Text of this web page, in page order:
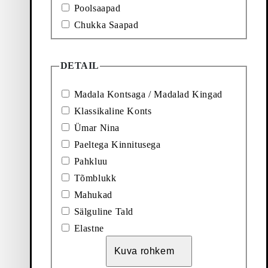
keskendub
igale riietusele.
kuni
uued
väärikalt,
teksapükste
kokku paksu
loob
Poolsaapad
Chukka Saapad
DETAIL
Madala Kontsaga / Madalad Kingad
Klassikaline Konts
Ümar Nina
Paeltega Kinnitusega
Pahkluu
Tõmblukk
Mahukad
Sälguline Tald
Elastne
Kuva rohkem